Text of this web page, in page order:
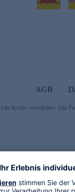
AGB
Alle Rechte vorbehalten. Alle